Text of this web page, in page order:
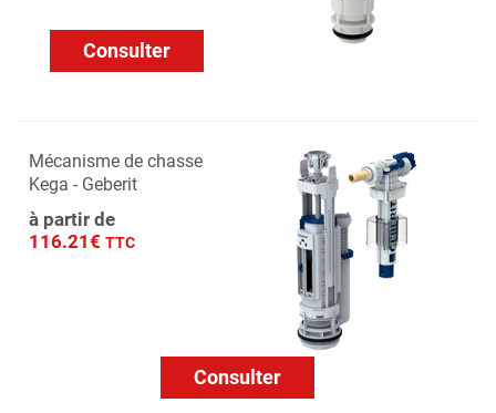
Consulter
Mécanisme de chasse
Kega - Geberit
à partir de
116.21€ TTC
Consulter